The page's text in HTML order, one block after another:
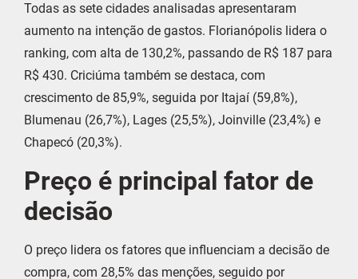
Todas as sete cidades analisadas apresentaram
aumento na intenção de gastos. Florianópolis lidera o
ranking, com alta de 130,2%, passando de R$ 187 para
R$ 430. Criciúma também se destaca, com
crescimento de 85,9%, seguida por Itajaí (59,8%),
Blumenau (26,7%), Lages (25,5%), Joinville (23,4%) e
Chapecó (20,3%).
Preço é principal fator de
decisão
O preço lidera os fatores que influenciam a decisão de
compra, com 28,5% das menções, seguido por